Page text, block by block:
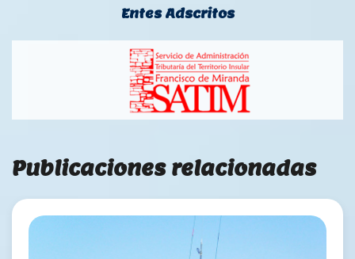
Entes Adscritos
Publicaciones relacionadas